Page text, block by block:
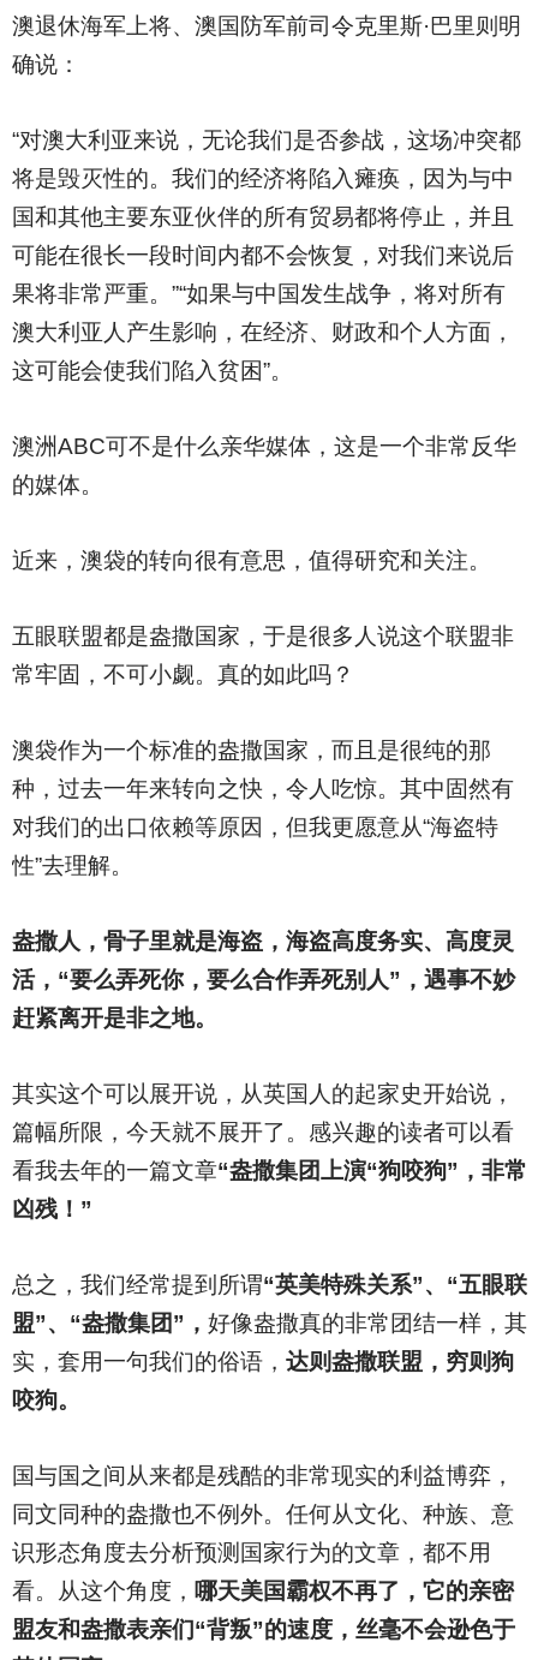
澳退休海军上将、澳国防军前司令克里斯·巴里则明
确说：
“对澳大利亚来说，无论我们是否参战，这场冲突都
将是毁灭性的。我们的经济将陷入瘫痪，因为与中
国和其他主要东亚伙伴的所有贸易都将停止，并且
可能在很长一段时间内都不会恢复，对我们来说后
果将非常严重。”“如果与中国发生战争，将对所有
澳大利亚人产生影响，在经济、财政和个人方面，
这可能会使我们陷入贫困”。
澳洲ABC可不是什么亲华媒体，这是一个非常反华
的媒体。
近来，澳袋的转向很有意思，值得研究和关注。
五眼联盟都是盎撒国家，于是很多人说这个联盟非
常牢固，不可小觑。真的如此吗？
澳袋作为一个标准的盎撒国家，而且是很纯的那
种，过去一年来转向之快，令人吃惊。其中固然有
对我们的出口依赖等原因，但我更愿意从“海盗特
性”去理解。
盎撒人，骨子里就是海盗，海盗高度务实、高度灵
活，“要么弄死你，要么合作弄死别人”，遇事不妙
赶紧离开是非之地。
其实这个可以展开说，从英国人的起家史开始说，
篇幅所限，今天就不展开了。感兴趣的读者可以看
看我去年的一篇文章“盎撒集团上演“狗咬狗”，非常
凶残！”
总之，我们经常提到所谓“英美特殊关系”、“五眼联
盟”、“盎撒集团”， 好像盎撒真的非常团结一样，其
实，套用一句我们的俗语， 达则盎撒联盟，穷则狗
咬狗。
国与国之间从来都是残酷的非常现实的利益博弈，
同文同种的盎撒也不例外。任何从文化、种族、意
识形态角度去分析预测国家行为的文章，都不用
看。从这个角度， 哪天美国霸权不再了，它的亲密
盟友和盎撒表亲们“背叛”的速度，丝毫不会逊色于